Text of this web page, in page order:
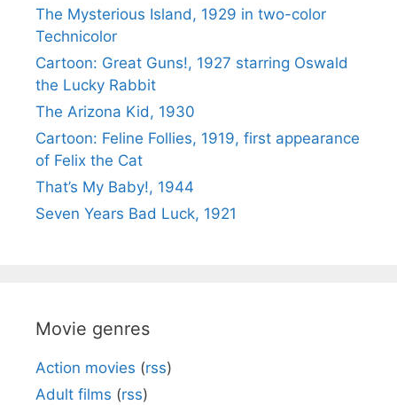
The Mysterious Island, 1929 in two-color
Technicolor
Cartoon: Great Guns!, 1927 starring Oswald
the Lucky Rabbit
The Arizona Kid, 1930
Cartoon: Feline Follies, 1919, first appearance
of Felix the Cat
That’s My Baby!, 1944
Seven Years Bad Luck, 1921
Movie genres
Action movies (rss)
Adult films (rss)